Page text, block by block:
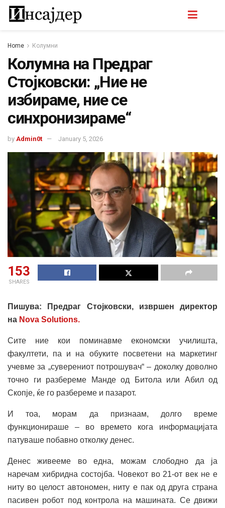
Home Колумни
Колумна на Предраг
Стојковски: „Ние не
избираме, ние се
синхронизираме“
by Admin0t January 5, 2026
153
SHARES
Пишува: Предраг Стојковски, извршен директор
на Nova Solutions.
Сите ние кои поминавме економски училишта,
факултети, па и на обуките посветени на маркетинг
учевме за „суверениот потрошувач“ – доколку доволно
точно ги разбереме Манде од Битола или Абил од
Скопје, ќе го разбереме и пазарот.
И тоа, морам да признаам, долго време
функционираше – во времето кога информацијата
патуваше побавно отколку денес.
Денес живееме во една, можам слободно да ја
наречам хибридна состојба. Човекот во 21-от век не е
ниту во целост автономен, ниту е пак од друга страна
пасивен робот под контрола на машината. Се движи